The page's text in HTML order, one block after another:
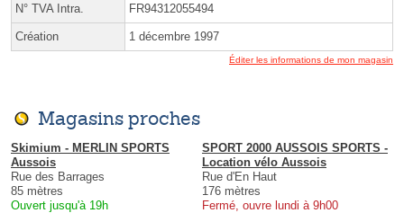
N° TVA Intra. FR94312055494
Création 1 décembre 1997
Éditer les informations de mon magasin
Magasins proches
Skimium - MERLIN SPORTS
Aussois
Rue des Barrages
85 mètres
Ouvert jusqu'à 19h
SPORT 2000 AUSSOIS SPORTS -
Location vélo Aussois
Rue d'En Haut
176 mètres
Fermé, ouvre lundi à 9h00